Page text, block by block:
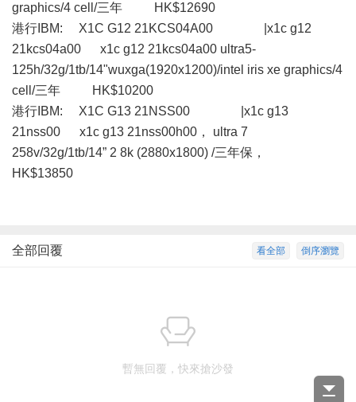
graphics/4 cell/三年 HK$12690
港行IBM: X1C G12 21KCS04A00 |x1c g12
21kcs04a00 x1c g12 21kcs04a00 ultra5-
125h/32g/1tb/14"wuxga(1920x1200)/intel iris xe graphics/4
cell/三年 HK$10200
港行IBM: X1C G13 21NSS00 |x1c g13
21nss00 x1c g13 21nss00h00， ultra 7
258v/32g/1tb/14” 2 8k (2880x1800) /三年保，
HK$13850
倒序瀏覽
看全部
全部回覆
暫無回覆，快來搶沙發